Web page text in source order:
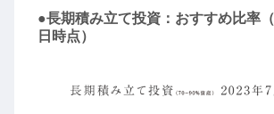
●長期積み立て投資：おすすめ比率
日時点）